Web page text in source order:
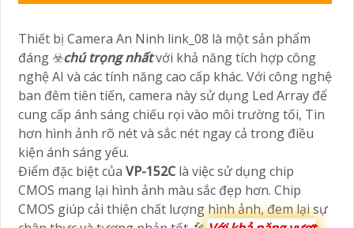
Thiết bị Camera An Ninh link_08 là một sản phẩm
đáng ☣️chú trọng nhấtvới khả năng tích hợp công
nghệ AI và các tính năng cao cấp khác. Với công nghệ
ban đêm tiên tiến, camera này sử dụng Led Array để
cung cấp ánh sáng chiếu rọi vào môi trường tối, Tin
hơn hình ảnh rõ nét và sắc nét ngay cả trong điều
kiện ánh sáng yếu.
Điểm đặc biệt của VP-152C là việc sử dụng chip
CMOS mang lại hình ảnh màu sắc đẹp hơn. Chip
CMOS giúp cải thiện chất lượng hình ảnh, đem lại sự